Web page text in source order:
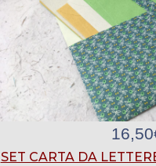
16,50
SET CARTA DA